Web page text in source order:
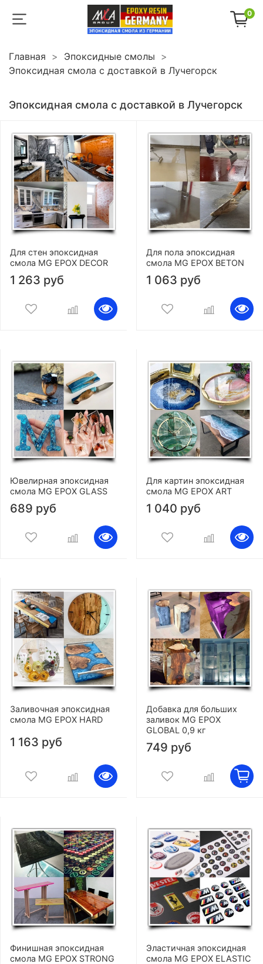
0
Главная
Эпоксидные смолы
Эпоксидная смола с доставкой в Лучегорск
Эпоксидная смола с доставкой в Лучегорск
Для стен эпоксидная
смола MG EPOX DECOR
1 263 руб
Для пола эпоксидная
смола MG EPOX BETON
1 063 руб
Ювелирная эпоксидная
смола MG EPOX GLASS
689 руб
Для картин эпоксидная
смола MG EPOX ART
1 040 руб
Заливочная эпоксидная
смола MG EPOX HARD
1 163 руб
Добавка для больших
заливок MG EPOX
GLOBAL 0,9 кг
749 руб
Финишная эпоксидная
смола MG EPOX STRONG
Эластичная эпоксидная
смола MG EPOX ELASTIC